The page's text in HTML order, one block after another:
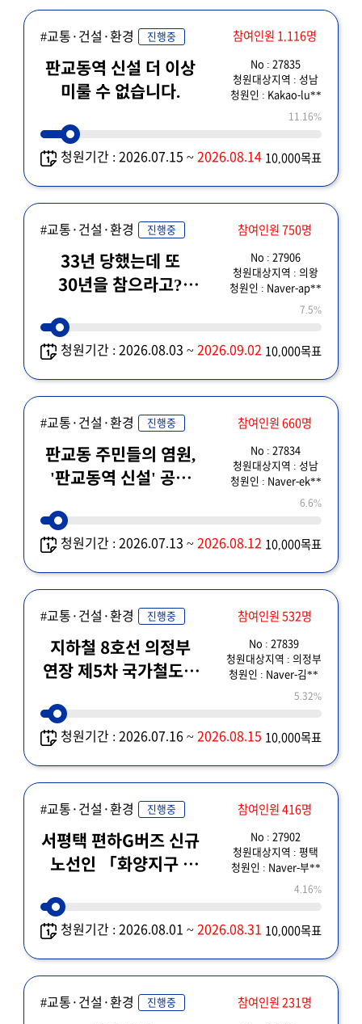
#교통·건설·환경 진행중 참여인원 1,116명
판교동역 신설 더 이상
미룰 수 없습니다.
No : 27835
청원대상지역 : 성남
청원인 : Kakao-lu**
11.16%
청원기간 : 2026.07.15 ~2026.08.14 10,000목표
#교통·건설·환경 진행중 참여인원 750명
33년 당했는데 또
30년을 참으라고?
중단하라
No : 27906
청원대상지역 : 의왕
청원인 : Naver-ap**
7.5%
청원기간 : 2026.08.03 ~2026.09.02 10,000목표
#교통·건설·환경 진행중 참여인원 660명
판교동 주민들의 염원,
'판교동역 신설' 공약
No : 27834
청원대상지역 : 성남
청원인 : Naver-ek**
6.6%
청원기간 : 2026.07.13 ~2026.08.12 10,000목표
#교통·건설·환경 진행중 참여인원 532명
지하철 8호선 의정부
연장 제5차 국가철도망
시행되야 하며, 예타
제도 개선 및 예타 면제
해주세요!~
No : 27839
청원대상지역 : 의정부
청원인 : Naver-김**
5.32%
청원기간 : 2026.07.16 ~2026.08.15 10,000목표
#교통·건설·환경 진행중 참여인원 416명
서평택 편하G버즈 신규
노선인 「화양지구 ~
「평택오션센트럴비즈
~ 교대역」으로의 변경
요청
No : 27902
청원대상지역 : 평택
청원인 : Naver-부**
4.16%
청원기간 : 2026.08.01 ~2026.08.31 10,000목표
#교통·건설·환경 진행중 참여인원 231명